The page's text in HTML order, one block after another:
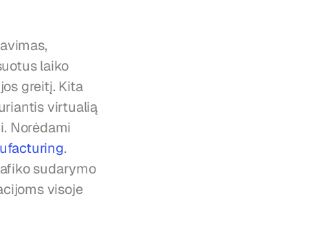
laiko
greitį. Kita
virtualią
Norėdami
.
sudarymo
visoje